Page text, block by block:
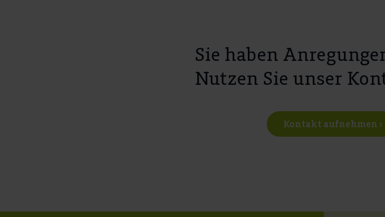
Sie haben
Nutzen Sie unser
Kontakt aufnehmen ›